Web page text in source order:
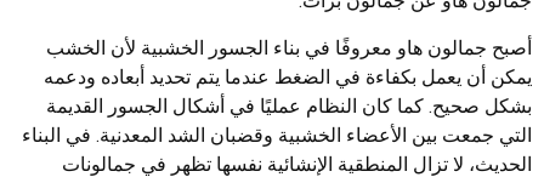
أصبح جمالون هاو معروفًا في بناء الجسور الخشبية لأن الخشب
يمكن أن يعمل بكفاءة في الضغط عندما يتم تحديد أبعاده ودعمه
بشكل صحيح. كما كان النظام عمليًا في أشكال الجسور القديمة
التي جمعت بين الأعضاء الخشبية وقضبان الشد المعدنية. في البناء
الحديث، لا تزال المنطقية الإنشائية نفسها تظهر في جمالونات